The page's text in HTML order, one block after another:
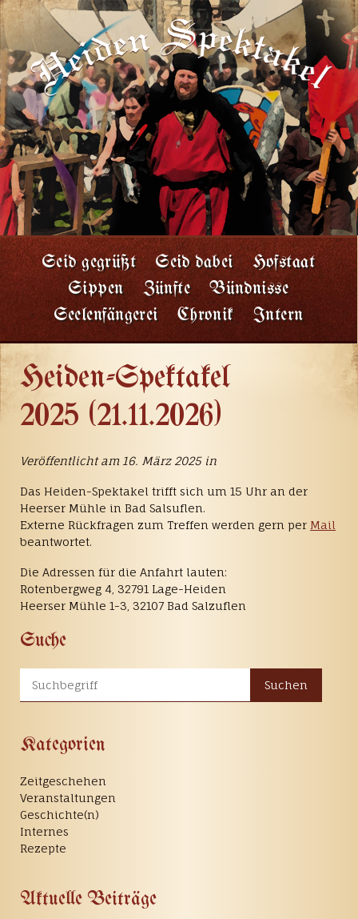
Seid gegrüßt Seid dabei
Hofstaat
Sippen
Zünfte
Bündnisse
Seelenfängerei
Chronik Intern
Heiden-Spektakel
2025 (21.11.2026)
Veröffentlicht am 16. März 2025 in
Das Heiden-Spektakel trifft sich um 15 Uhr an der
Heerser Mühle in Bad Salsuflen.
Externe Rückfragen zum Treffen werden gern per Mail
beantwortet.
Die Adressen für die Anfahrt lauten:
Rotenbergweg 4, 32791 Lage-Heiden
Heerser Mühle 1-3, 32107 Bad Salzuflen
Suche
Suchen
Kategorien
Zeitgeschehen
Veranstaltungen
Geschichte(n)
Internes
Rezepte
Aktuelle Beiträge